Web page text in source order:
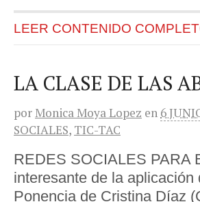
LEER CONTENIDO
LA CLASE DE LAS
por Monica Moya Lopez en 6
SOCIALES, TIC-TAC
REDES SOCIALES PARA
interesante de la
Ponencia de Cristina Díaz